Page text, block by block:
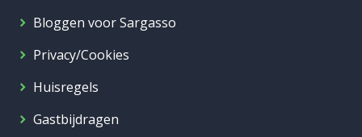
Bloggen voor Sargasso
Privacy/Cookies
Huisregels
Gastbijdragen